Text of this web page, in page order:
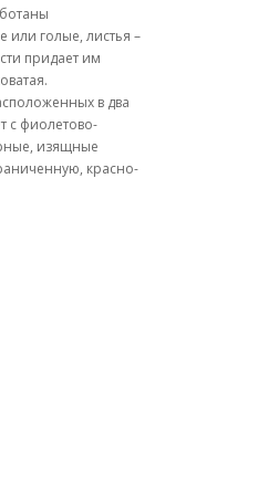
или голые, листья –
придает им
в два
с фиолетово-
изящные
красно-